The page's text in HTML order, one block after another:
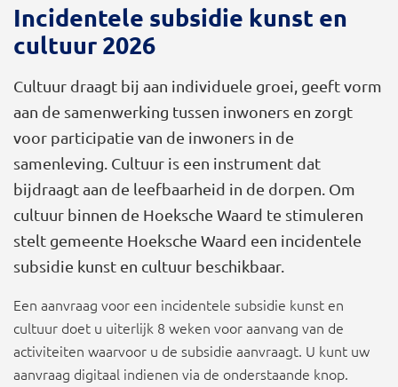
Incidentele subsidie kunst en
cultuur 2026
Cultuur draagt bij aan individuele groei, geeft vorm
aan de samenwerking tussen inwoners en zorgt
voor participatie van de inwoners in de
samenleving. Cultuur is een instrument dat
bijdraagt aan de leefbaarheid in de dorpen. Om
cultuur binnen de Hoeksche Waard te stimuleren
stelt gemeente Hoeksche Waard een incidentele
subsidie kunst en cultuur beschikbaar.
Een aanvraag voor een incidentele subsidie kunst en
cultuur doet u uiterlijk 8 weken voor aanvang van de
activiteiten waarvoor u de subsidie aanvraagt. U kunt uw
aanvraag digitaal indienen via de onderstaande knop.